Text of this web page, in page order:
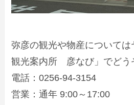
弥彦の観光や物産について
観光案内所 彦なび」でどう
電話：0256-94-3154
営業：通年 9:00～17:00